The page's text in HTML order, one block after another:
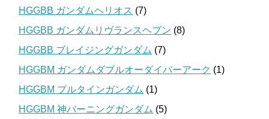
HGGBB ガンダムヘリオス (7)
HGGBB ガンダムリヴランスヘブン (8)
HGGBB ブレイジングガンダム (7)
HGGBM ガンダムダブルオーダイバーアーク (1)
HGGBM プルタインガンダム (1)
HGGBM 神バーニングガンダム (5)